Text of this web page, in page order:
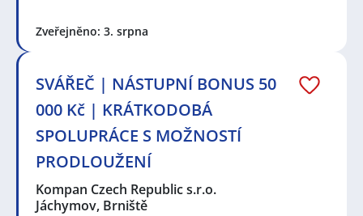
Zveřejněno: 3. srpna
SVÁŘEČ | NÁSTUPNÍ BONUS 50
000 Kč | KRÁTKODOBÁ
SPOLUPRÁCE S MOŽNOSTÍ
PRODLOUŽENÍ
Kompan Czech Republic s.r.o.
Jáchymov, Brniště